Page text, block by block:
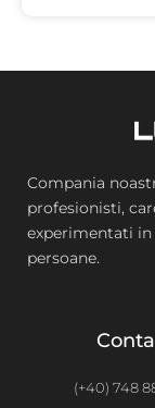
Compania
profesionisti,
experimentati
persoane.
(+40) 748